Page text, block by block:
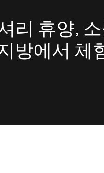
리 휴양,
방에서 체